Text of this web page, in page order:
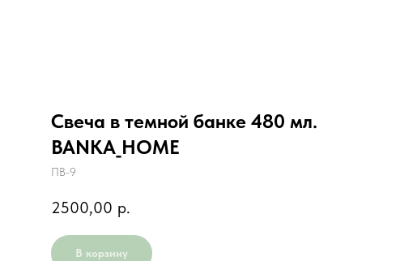
Свеча в темной банке 480 мл.
BANKA_HOME
ПВ-9
2500,00 р.
В корзину